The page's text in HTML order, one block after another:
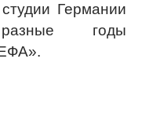
Германии
годы